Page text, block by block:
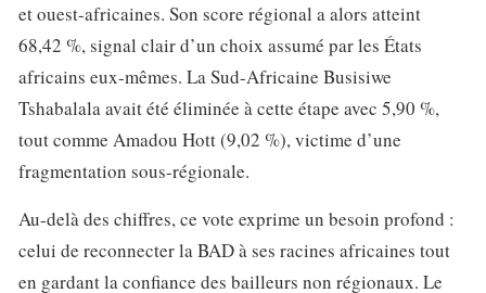
et ouest-africaines. Son score régional a alors atteint
68,42 %, signal clair d’un choix assumé par les États
africains eux-mêmes. La Sud-Africaine Busisiwe
Tshabalala avait été éliminée à cette étape avec 5,90 %,
tout comme Amadou Hott (9,02 %), victime d’une
fragmentation sous-régionale.
Au-delà des chiffres, ce vote exprime un besoin profond :
celui de reconnecter la BAD à ses racines africaines tout
en gardant la confiance des bailleurs non régionaux. Le